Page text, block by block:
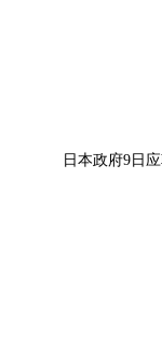
日本政府9日应